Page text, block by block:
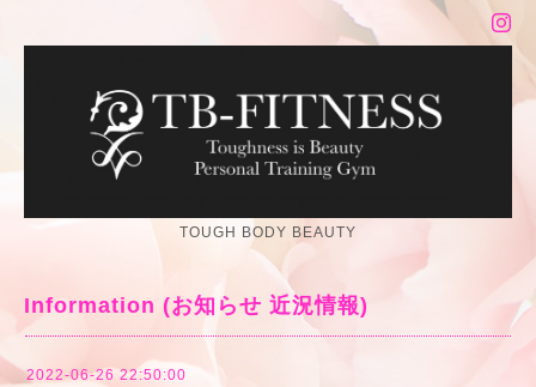
TOUGH BODY BEAUTY
Information (お知らせ 近況情報)
2022-06-26 22:50:00